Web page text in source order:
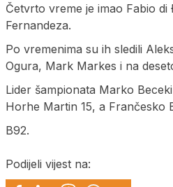
Četvrto vreme je imao Fabio
Fernandeza.
Po vremenima su ih sledili
Ogura, Mark Markes i na
Lider šampionata Marko
Horhe Martin 15, a Frančesko
B92.
Podijeli vijest na: